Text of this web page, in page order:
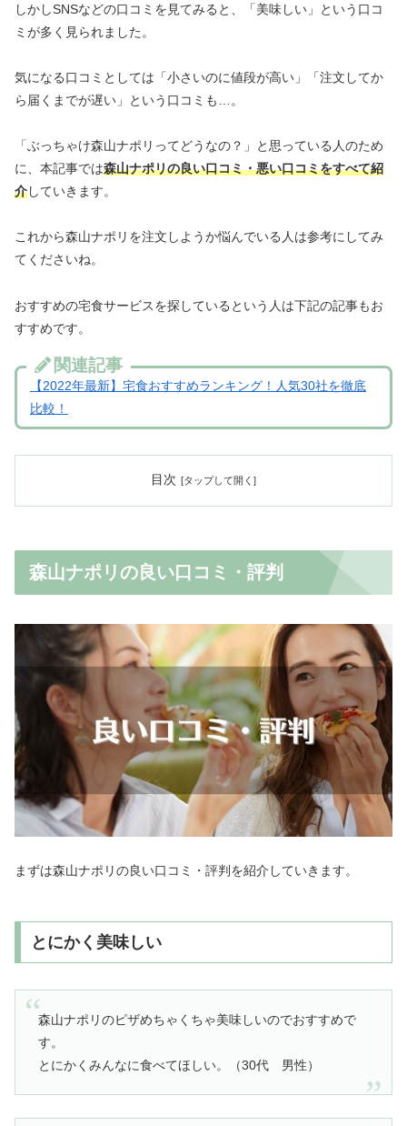
しかしSNSなどの口コミを見てみると、「美味しい」という口コ
ミが多く見られました。
気になる口コミとしては「小さいのに値段が高い」「注文してか
ら届くまでが遅い」という口コミも…。
「ぶっちゃけ森山ナポリってどうなの？」と思っている人のため
に、本記事では森山ナポリの良い口コミ・悪い口コミをすべて紹
介していきます。
これから森山ナポリを注文しようか悩んでいる人は参考にしてみ
てくださいね。
おすすめの宅食サービスを探しているという人は下記の記事もお
すすめです。
関連記事
【2022年最新】宅食おすすめランキング！人気30社を徹底
比較！
目次
森山ナポリの良い口コミ・評判
まずは森山ナポリの良い口コミ・評判を紹介していきます。
とにかく美味しい
森山ナポリのピザめちゃくちゃ美味しいのでおすすめで
す。
とにかくみんなに食べてほしい。（30代 男性）